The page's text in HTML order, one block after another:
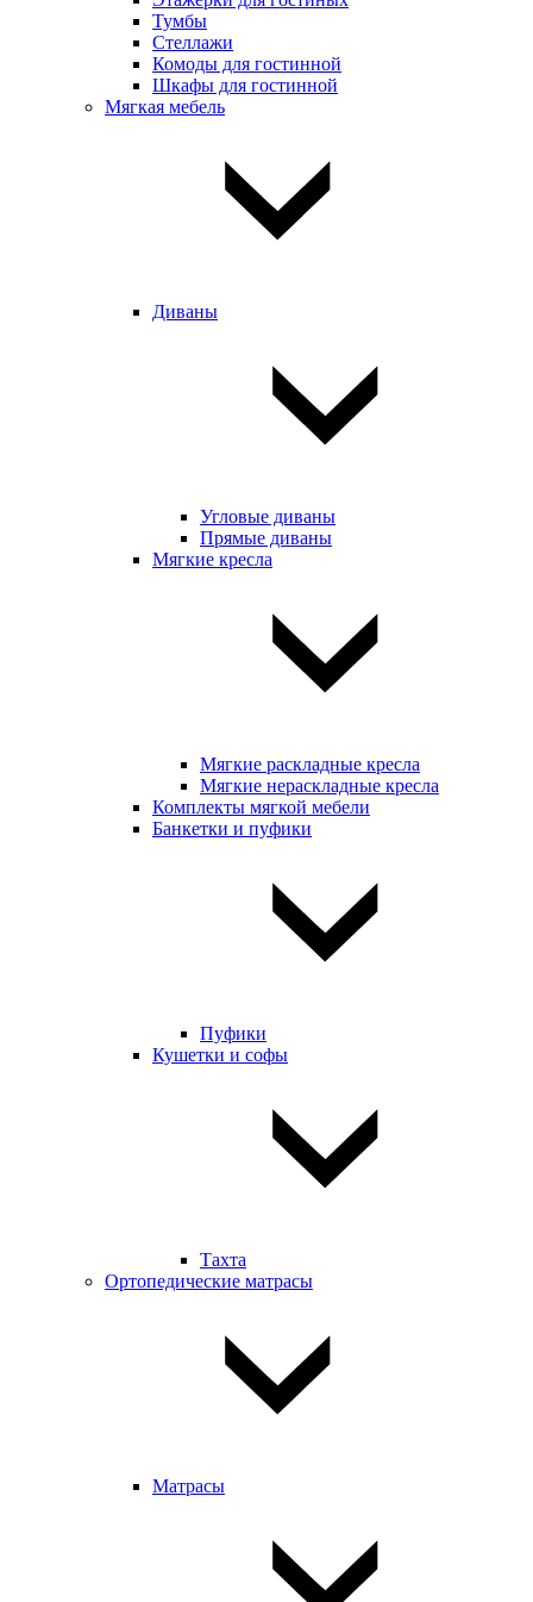
Тумбы
Стеллажи
Комоды для гостинной
Шкафы для гостинной
Мягкая мебель
Диваны
Угловые диваны
Прямые диваны
Мягкие кресла
Мягкие раскладные кресла
Мягкие нераскладные кресла
Комплекты мягкой мебели
Банкетки и пуфики
Пуфики
Кушетки и софы
Тахта
Ортопедические матрасы
Матрасы